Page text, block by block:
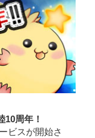
#25卒 #26卒
#M2 #M2神甲天翔
#ゲー
#ゲーム開発 #
ゲ #チケットレ
10周年！
ビスが開始さ